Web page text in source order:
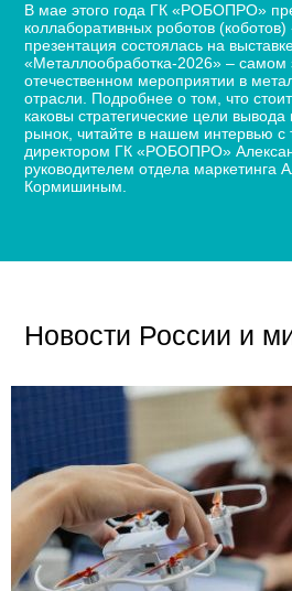
В мае этого года ГК «РОБОПРО»
коллаборативных роботов
презентация состоялась на
«Металлообработка-2026» – самом
отечественном мероприятии в
отрасли. Подробнее о том, что
каковы стратегические цели
рынок, читайте в нашем интервью с
директором ГК «РОБОПРО»
руководителем отдела маркетинга
Кормишиным.
Новости России и